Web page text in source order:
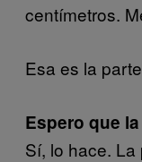
centímetros.
Esa es la
Espero que
Sí, lo hace.